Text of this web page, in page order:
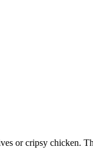
or cripsy chicken.